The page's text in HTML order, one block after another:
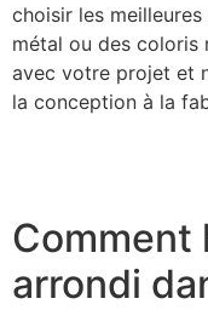
choisir les
métal ou des coloris
avec votre projet et
la conception à la
Comment
arrondi